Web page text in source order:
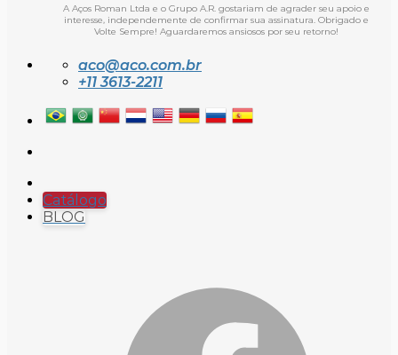
A Aços Roman Ltda e o Grupo A.R. gostariam de agrader seu apoio e
interesse, independemente de confirmar sua assinatura. Obrigado e
Volte Sempre! Aguardaremos ansiosos por seu retorno!
aco@aco.com.br
+11 3613-2211
Catálogo
BLOG